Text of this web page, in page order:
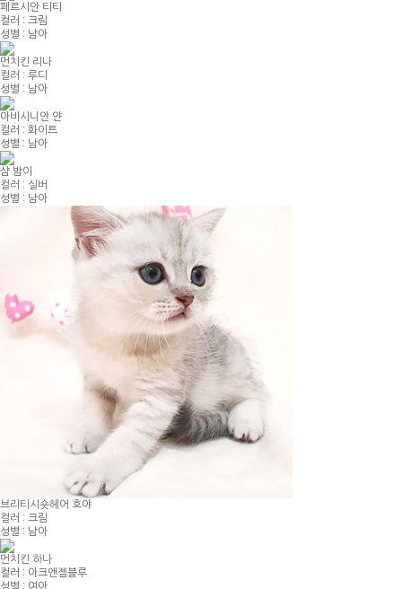
페르시안 티티
컬러 : 크림
성별 : 남아
먼치킨 리나
컬러 : 루디
성별 : 남아
아비시니안 얀
컬러 : 화이트
성별 : 남아
샴 밤이
컬러 : 실버
성별 : 남아
브리티시숏헤어 호야
컬러 : 크림
성별 : 남아
먼치킨 하나
컬러 : 아크엔젤블루
성별 : 여아